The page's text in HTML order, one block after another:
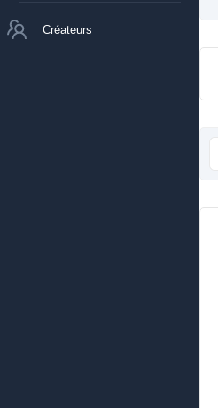
Créateurs